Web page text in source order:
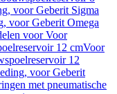
voor Geberit Sigma
voor Geberit Omega
voor Voor
12 cmVoor
12
voor Geberit
met pneumatische